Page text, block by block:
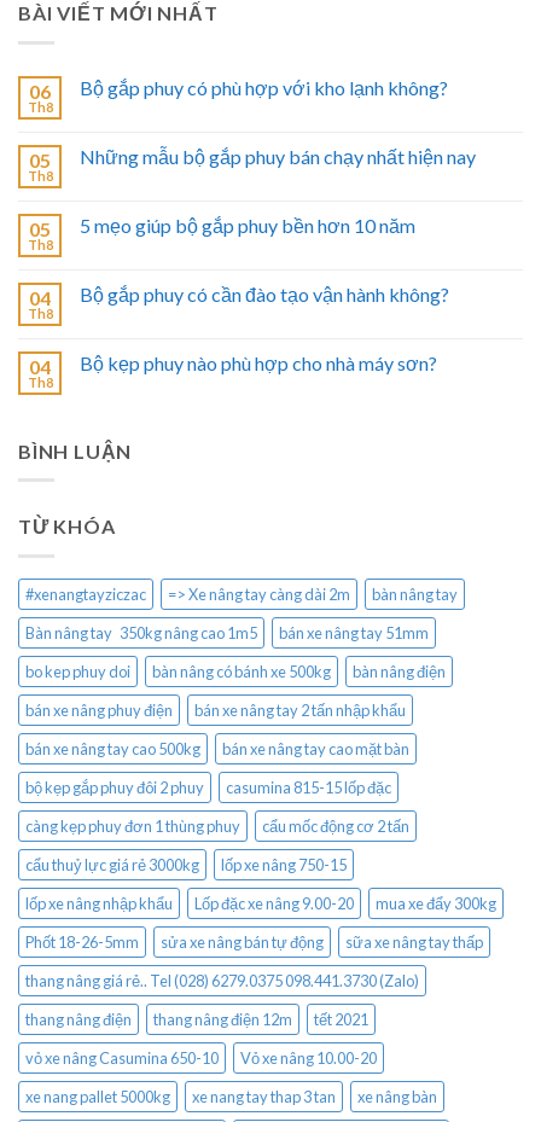
BÀI VIẾT MỚI NHẤT
06
Th8
Bộ gắp phuy có phù hợp với kho lạnh không?
05
Th8
Những mẫu bộ gắp phuy bán chạy nhất hiện nay
05
Th8
5 mẹo giúp bộ gắp phuy bền hơn 10 năm
04
Th8
Bộ gắp phuy có cần đào tạo vận hành không?
04
Th8
Bộ kẹp phuy nào phù hợp cho nhà máy sơn?
BÌNH LUẬN
TỪ KHÓA
#xenangtayziczac => Xe nâng tay càng dài 2m
bàn nâng tay
Bàn nâng tay 350kg nâng cao 1m5
bán xe nâng tay 51mm
bo kep phuy doi
bàn nâng có bánh xe 500kg
bàn nâng điện
bán xe nâng phuy điện
bán xe nâng tay 2 tấn nhập khẩu
bán xe nâng tay cao 500kg
bán xe nâng tay cao mặt bàn
bộ kẹp gắp phuy đôi 2 phuy
casumina 815-15 lốp đặc
càng kẹp phuy đơn 1 thùng phuy
cẩu mốc động cơ 2 tấn
cẩu thuỷ lực giá rẻ 3000kg
lốp xe nâng 750-15
lốp xe nâng nhập khẩu
Lốp đặc xe nâng 9.00-20
mua xe đẩy 300kg
Phốt 18-26-5mm
sửa xe nâng bán tự động
sữa xe nâng tay thấp
thang nâng giá rẻ.. Tel (028) 6279.0375 098.441.3730 (Zalo)
thang nâng điện
thang nâng điện 12m
tết 2021
vỏ xe nâng Casumina 650-10
Vỏ xe nâng 10.00-20
xe nang pallet 5000kg
xe nang tay thap 3 tan
xe nâng bàn